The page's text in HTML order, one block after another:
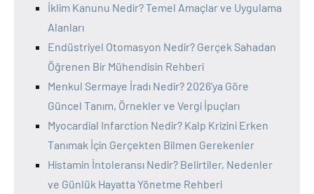
İklim Kanunu Nedir? Temel Amaçlar ve Uygulama
Alanları
Endüstriyel Otomasyon Nedir? Gerçek Sahadan
Öğrenen Bir Mühendisin Rehberi
Menkul Sermaye İradı Nedir? 2026’ya Göre
Güncel Tanım, Örnekler ve Vergi İpuçları
Myocardial Infarction Nedir? Kalp Krizini Erken
Tanımak İçin Gerçekten Bilmen Gerekenler
Histamin İntoleransı Nedir? Belirtiler, Nedenler
ve Günlük Hayatta Yönetme Rehberi